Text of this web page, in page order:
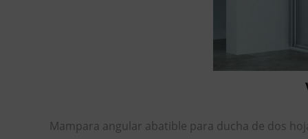
Mampara angular abatible para ducha de dos